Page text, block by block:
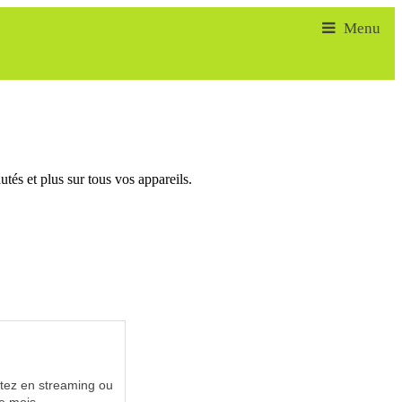
et plus sur tous vos appareils.
en streaming ou